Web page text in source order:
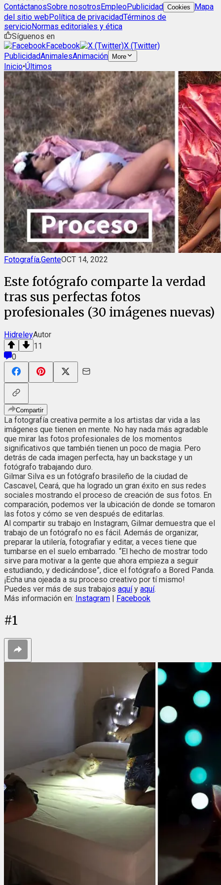
ContáctanosSobre nosotrosEmpleoPublicidad Cookies
Mapa
del sitio webPolítica de privacidadTérminos de
servicioNormas editoriales y ética
Síguenos en
Facebook
X (Twitter)
PublicidadAnimalesAnimación More
Inicio•Últimos
Fotografía,GenteOCT 14, 2022
Este fotógrafo comparte la verdad
tras sus perfectas fotos
profesionales (30 imágenes nuevas)
HidreleyAutor
11
0
Compartir
La fotografía creativa permite a los artistas dar vida a las
imágenes que tienen en mente. No hay nada más agradable
que mirar las fotos profesionales de los momentos
significativos que también tienen un poco de magia. Pero
detrás de cada imagen perfecta, hay un backstage y un
fotógrafo trabajando duro.
Gilmar Silva es un fotógrafo brasileño de la ciudad de
Cascavel, Ceará, que ha logrado un gran éxito en sus redes
sociales mostrando el proceso de creación de sus fotos. En
comparación, podemos ver la ubicación de donde se tomaron
las fotos y cómo se ven después de editarlas.
Al compartir su trabajo en Instagram, Gilmar demuestra que el
trabajo de un fotógrafo no es fácil. Además de organizar,
preparar la utilería, fotografiar y editar, a veces tiene que
tumbarse en el suelo embarrado. “El hecho de mostrar todo
sirve para motivar a la gente que ahora empieza a seguir
estudiando, y dedicándose”, dice el fotógrafo a Bored Panda.
¡Echa una ojeada a su proceso creativo por tí mismo!
Puedes ver más de sus trabajos aquíy aquí.
Más información en: Instagram | Facebook
#1